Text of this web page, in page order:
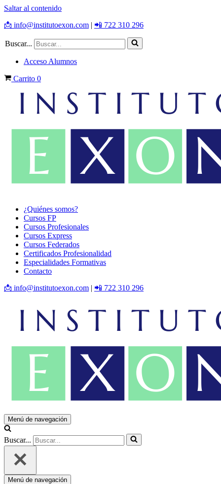
Saltar al contenido
📩 info@institutoexon.com | 📲 722 310 296
Buscar...
Acceso Alumnos
Carrito 0
¿Quiénes somos?
Cursos FP
Cursos Profesionales
Cursos Express
Cursos Federados
Certificados Profesionalidad
Especialidades Formativas
Contacto
📩 info@institutoexon.com | 📲 722 310 296
Menú de navegación
Buscar...
Menú de navegación